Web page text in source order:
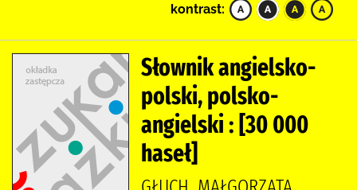
kontrast:
Słownik angielsko-
polski, polsko-
angielski : [30 000
haseł]